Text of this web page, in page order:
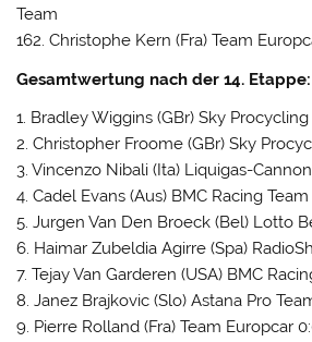
Team
162. Christophe Kern (Fra) Team
Gesamtwertung nach der 14. Etappe:
1. Bradley Wiggins (GBr) Sky Procycling
2. Christopher Froome (GBr) Sky
3. Vincenzo Nibali (Ita) Liquigas-
4. Cadel Evans (Aus) BMC Racing Team
5. Jurgen Van Den Broeck (Bel) Lotto
6. Haimar Zubeldia Agirre (Spa)
7. Tejay Van Garderen (USA) BMC
8. Janez Brajkovic (Slo) Astana Pro
9. Pierre Rolland (Fra) Team Europcar